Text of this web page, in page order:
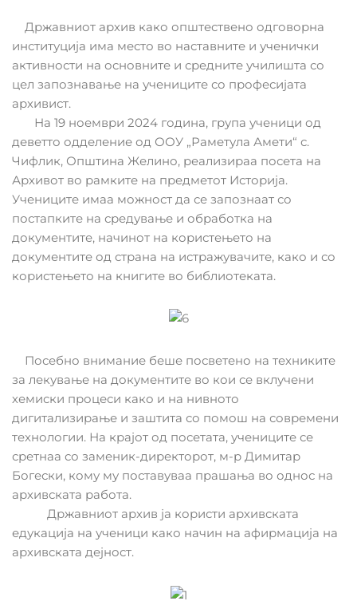
Државниот архив како општествено одговорна
институција има место во наставните и ученички
активности на основните и средните училишта со
цел запознавање на учениците со професијата
архивист.
На 19 ноември 2024 година, група ученици од
деветто одделение од ООУ „Раметула Амети“ с.
Чифлик, Општина Желино, реализираа посета на
Архивот во рамките на предметот Историја.
Учениците имаа можност да се запознаат со
постапките на средување и обработка на
документите, начинот на користењето на
документите од страна на истражувачите, како и со
користењето на книгите во библиотеката.
Посебно внимание беше посветено на техниките
за лекување на документите во кои се вклучени
хемиски процеси како и на нивното
дигитализирање и заштита со помош на современи
технологии. На крајот од посетата, учениците се
сретнаа со заменик-директорот, м-р Димитар
Богески, кому му поставуваа прашања во однос на
архивската работа.
Државниот архив ја користи архивската
едукација на ученици како начин на афирмација на
архивската дејност.